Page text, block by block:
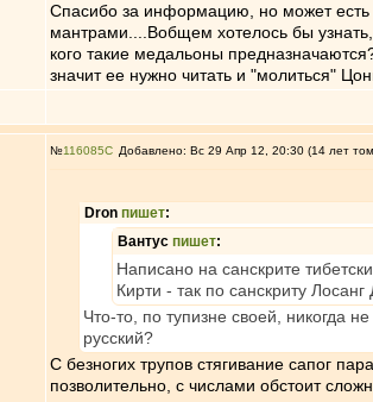
Спасибо за информацию, но может
мантрами....Вобщем хотелось бы
кого такие медальоны
значит ее нужно читать и "молиться"
№116085 Добавлено: Вс 29 Апр 12, 20:30 (14 лет
Dron пишет:
Вантус пишет:
Написано на санскрите
Кирти - так по санскриту
Что-то, по тупизне своей, никогда
русский?
С безногих трупов стягивание сапог
позволительно, с числами обстоит